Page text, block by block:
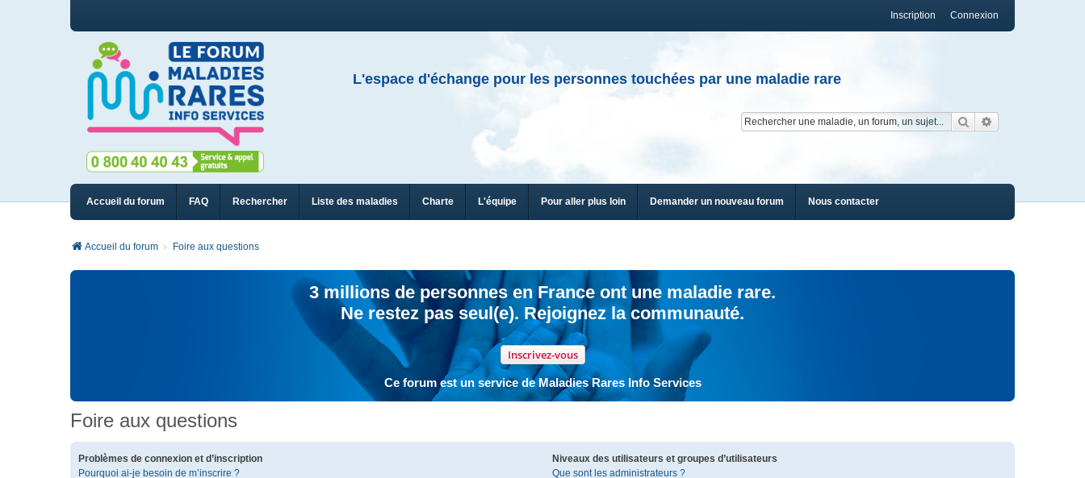
Connexion
Inscription
L'espace d'échange pour les personnes touchées par une maladie rare
Rechercher
Accueil du forum FAQ Rechercher Liste des maladies Charte L'équipe Pour aller plus loin Demander un nouveau forum Nous contacter
Accueil du forum Foire aux questions
3 millions de personnes en France ont une maladie rare.
Ne restez pas seul(e). Rejoignez la communauté.
Inscrivez-vous
Ce forum est un service de Maladies Rares Info Services
Foire aux questions
Problèmes de connexion et d’inscription
Pourquoi ai-je besoin de m’inscrire ?
Niveaux des utilisateurs et groupes d’utilisateurs
Que sont les administrateurs ?